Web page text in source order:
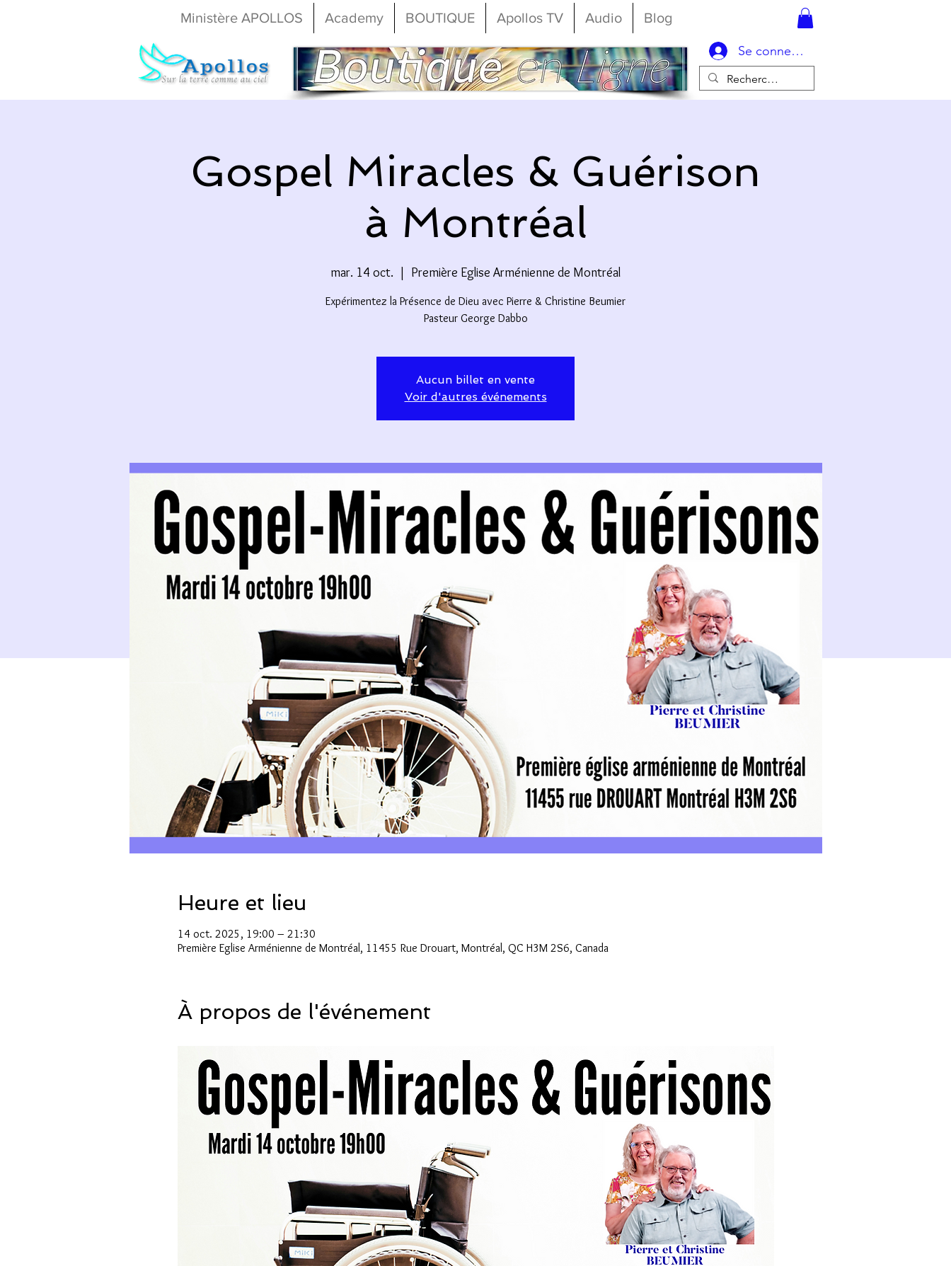
Ministère APOLLOS Academy BOUTIQUE Apollos TV Audio Blog
Se connecter
Gospel Miracles & Guérison
à Montréal
mar. 14 oct.
  |
Première Eglise Arménienne de Montréal
Expérimentez la Présence de Dieu avec Pierre & Christine Beumier
Pasteur George Dabbo
Aucun billet en vente
Voir d'autres événements
Heure et lieu
14 oct. 2025, 19:00 – 21:30
Première Eglise Arménienne de Montréal, 11455 Rue Drouart, Montréal, QC H3M 2S6, Canada
À propos de l'événement